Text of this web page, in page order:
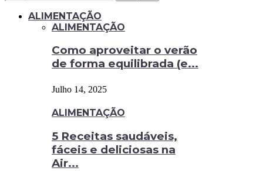
ALIMENTAÇÃO
ALIMENTAÇÃO
Como aproveitar o verão
de forma equilibrada (e...
Julho 14, 2025
ALIMENTAÇÃO
5 Receitas saudáveis,
fáceis e deliciosas na
Air...